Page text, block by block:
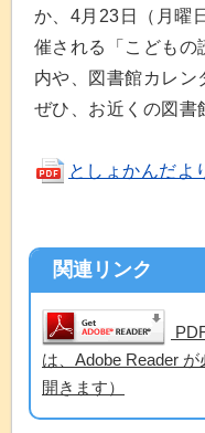
か、4月23日（月曜
催される「こどもの
内や、図書館カレン
ぜひ、お近くの図書
としょかんだよ
関連リンク
は、Adobe Reader
開きます）